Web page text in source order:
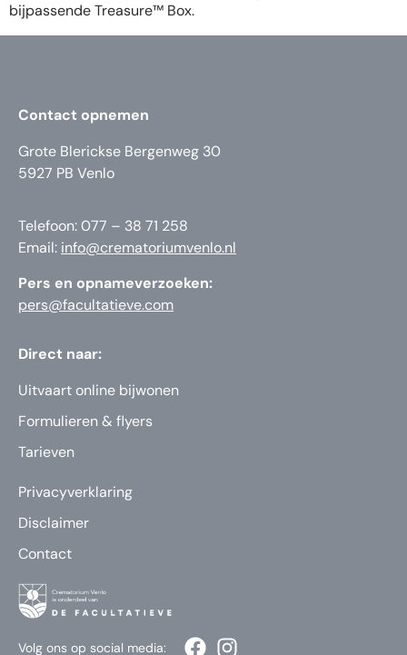
bijpassende Treasure™ Box.
Contact opnemen
Grote Blerickse Bergenweg 30
5927 PB Venlo
Telefoon: 077 – 38 71 258
Email: info@crematoriumvenlo.nl
Pers en opnameverzoeken:
pers@facultatieve.com
Direct naar:
Uitvaart online bijwonen
Formulieren & flyers
Tarieven
Privacyverklaring
Disclaimer
Contact
Volg ons op social media: